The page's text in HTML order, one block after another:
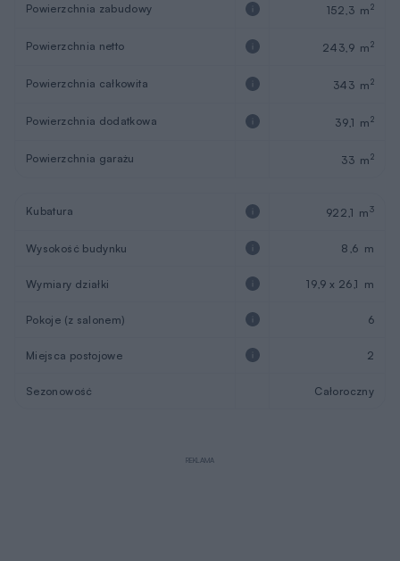
Powierzchnia zabudowy 152,3 m2
Powierzchnia netto 243,9 m2
Powierzchnia całkowita 343 m2
Powierzchnia dodatkowa 39,1 m2
Powierzchnia garażu 33 m2
Kubatura 922,1 m3
Wysokość budynku 8,6 m
Wymiary działki 19,9 x 26,1 m
Pokoje (z salonem) 6
Miejsca postojowe 2
Sezonowość Całoroczny
REKLAMA